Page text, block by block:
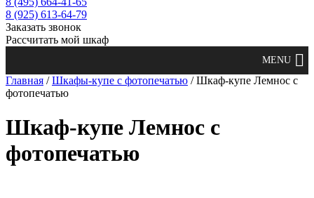
8 (925) 613-64-79
Заказать звонок
Рассчитать мой шкаф
Главная /Шкафы-купе с фотопечатью / Шкаф-купе Лемнос с
фотопечатью
Шкаф-купе Лемнос с
фотопечатью